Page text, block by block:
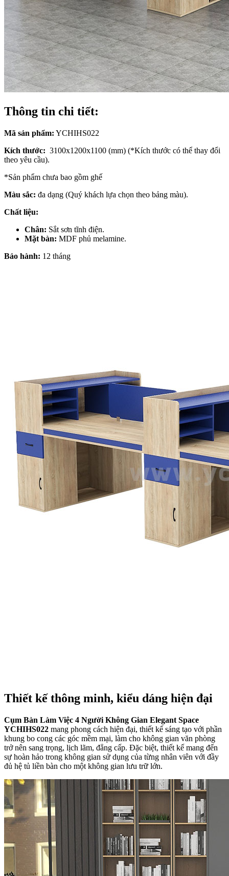
Thông tin chi tiết:
Mã sản phẩm: YCHIHS022
Kích thước: 3100x1200x1100 (mm) (*Kích thước có thể thay đổi
theo yêu cầu).
*Sản phẩm chưa bao gồm ghế
Màu sắc: đa dạng (Quý khách lựa chọn theo bảng màu).
Chất liệu:
Chân: Sắt sơn tĩnh điện.
Mặt bàn: MDF phủ melamine.
Bảo hành: 12 tháng
Thiết kế thông minh, kiểu dáng hiện đại
Cụm Bàn Làm Việc 4 Người Không Gian Elegant Space
YCHIHS022 mang phong cách hiện đại, thiết kế sáng tạo với phần
khung bo cong các góc mềm mại, làm cho không gian văn phòng
trở nên sang trọng, lịch lãm, đẳng cấp. Đặc biệt, thiết kế mang đến
sự hoàn hảo trong không gian sử dụng của từng nhân viên với đầy
đủ hệ tủ liền bàn cho một không gian lưu trữ lớn.